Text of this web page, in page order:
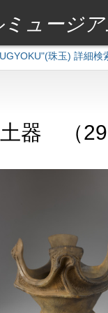
ュージア
珠玉) 詳細検
器 （29